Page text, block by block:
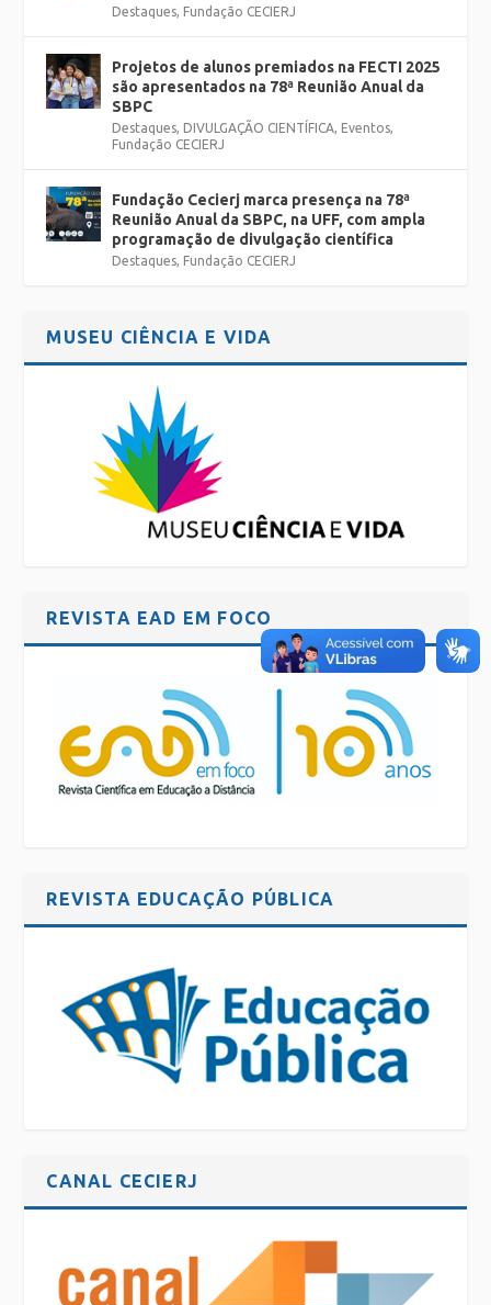
Destaques, Fundação CECIERJ
Projetos de alunos premiados na FECTI 2025
são apresentados na 78ª Reunião Anual da
SBPC
Destaques, DIVULGAÇÃO CIENTÍFICA, Eventos,
Fundação CECIERJ
Fundação Cecierj marca presença na 78ª
Reunião Anual da SBPC, na UFF, com ampla
programação de divulgação científica
Destaques, Fundação CECIERJ
MUSEU CIÊNCIA E VIDA
REVISTA EAD EM FOCO
REVISTA EDUCAÇÃO PÚBLICA
CANAL CECIERJ